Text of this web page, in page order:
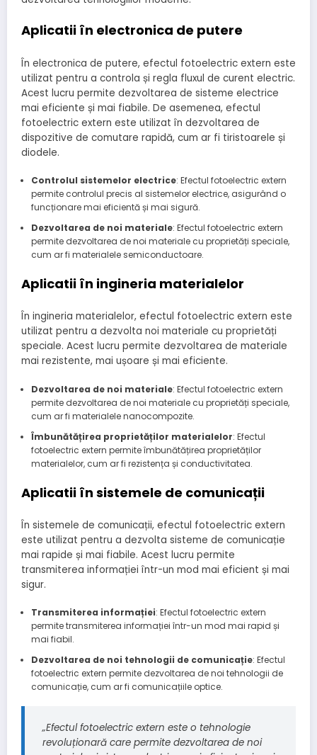
Aplicatii în electronica de putere
În electronica de putere, efectul fotoelectric extern este
utilizat pentru a controla și regla fluxul de curent electric.
Acest lucru permite dezvoltarea de sisteme electrice
mai eficiente și mai fiabile. De asemenea, efectul
fotoelectric extern este utilizat în dezvoltarea de
dispozitive de comutare rapidă, cum ar fi tiristoarele și
diodele.
Controlul sistemelor electrice: Efectul fotoelectric extern
permite controlul precis al sistemelor electrice, asigurând o
funcționare mai eficientă și mai sigură.
Dezvoltarea de noi materiale: Efectul fotoelectric extern
permite dezvoltarea de noi materiale cu proprietăți speciale,
cum ar fi materialele semiconductoare.
Aplicatii în ingineria materialelor
În ingineria materialelor, efectul fotoelectric extern este
utilizat pentru a dezvolta noi materiale cu proprietăți
speciale. Acest lucru permite dezvoltarea de materiale
mai rezistente, mai ușoare și mai eficiente.
Dezvoltarea de noi materiale: Efectul fotoelectric extern
permite dezvoltarea de noi materiale cu proprietăți speciale,
cum ar fi materialele nanocompozite.
Îmbunătățirea proprietăților materialelor: Efectul
fotoelectric extern permite îmbunătățirea proprietăților
materialelor, cum ar fi rezistența și conductivitatea.
Aplicatii în sistemele de comunicații
În sistemele de comunicații, efectul fotoelectric extern
este utilizat pentru a dezvolta sisteme de comunicație
mai rapide și mai fiabile. Acest lucru permite
transmiterea informației într-un mod mai eficient și mai
sigur.
Transmiterea informației: Efectul fotoelectric extern
permite transmiterea informației într-un mod mai rapid și
mai fiabil.
Dezvoltarea de noi tehnologii de comunicație: Efectul
fotoelectric extern permite dezvoltarea de noi tehnologii de
comunicație, cum ar fi comunicațiile optice.
„Efectul fotoelectric extern este o tehnologie
revoluționară care permite dezvoltarea de noi